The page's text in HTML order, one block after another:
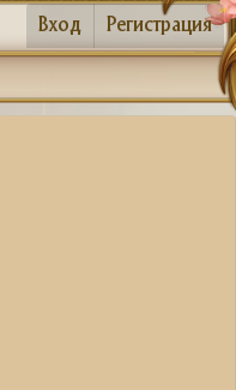
Вход Регистрация